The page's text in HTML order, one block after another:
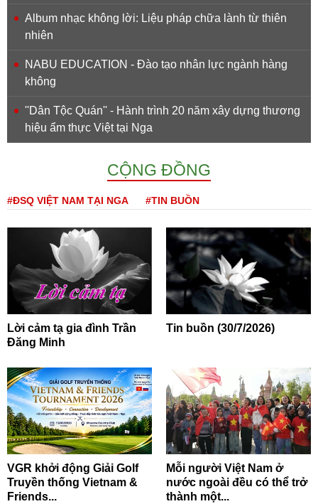
Album nhạc không lời: Liệu pháp chữa lành từ thiên
nhiên
NABU EDUCATION - Đào tạo nhân lực ngành hàng
không
''Dân Tộc Quán'' - Hành trình 20 năm xây dựng thương
hiệu ẩm thực Việt tại Nga
CỘNG ĐỒNG
#ĐSQ VIỆT NAM TẠI NGA #TIN BUỒN
Lời cảm tạ gia đình Trần
Đăng Minh
Tin buồn (30/7/2026)
VGR khởi động Giải Golf
Truyền thống Vietnam &
Friends...
Mỗi người Việt Nam ở
nước ngoài đều có thể trở
thành một...